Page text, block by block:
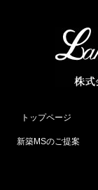
トップページ
新築MSのご提案